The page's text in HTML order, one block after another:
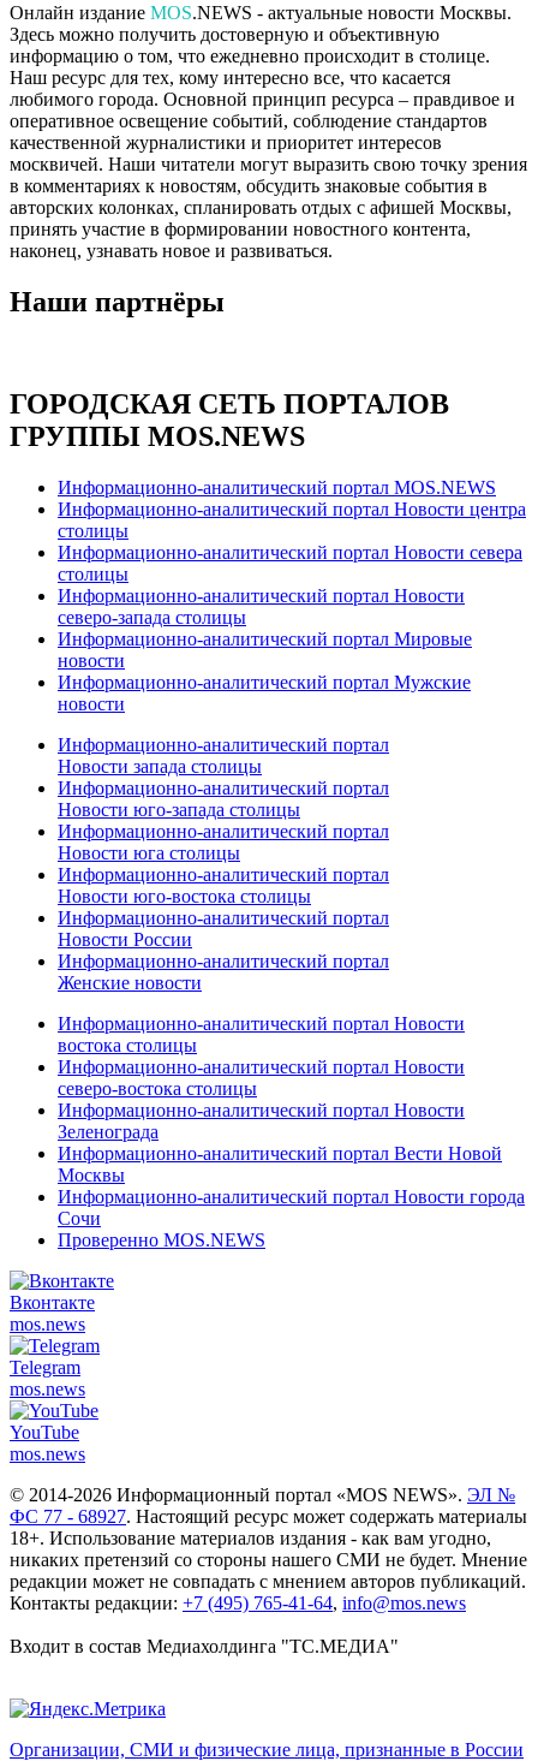
Онлайн издание MOS.NEWS - актуальные новости Москвы.
Здесь можно получить достоверную и объективную
информацию о том, что ежедневно происходит в столице.
Наш ресурс для тех, кому интересно все, что касается
любимого города. Основной принцип ресурса – правдивое и
оперативное освещение событий, соблюдение стандартов
качественной журналистики и приоритет интересов
москвичей. Наши читатели могут выразить свою точку зрения
в комментариях к новостям, обсудить знаковые события в
авторских колонках, спланировать отдых с афишей Москвы,
принять участие в формировании новостного контента,
наконец, узнавать новое и развиваться.
Наши партнёры
ГОРОДСКАЯ СЕТЬ ПОРТАЛОВ
ГРУППЫ MOS.NEWS
Информационно-аналитический портал MOS.NEWS
Информационно-аналитический портал Новости центра
столицы
Информационно-аналитический портал Новости севера
столицы
Информационно-аналитический портал Новости
северо-запада столицы
Информационно-аналитический портал Мировые
новости
Информационно-аналитический портал Мужские
новости
Информационно-аналитический портал
Новости запада столицы
Информационно-аналитический портал
Новости юго-запада столицы
Информационно-аналитический портал
Новости юга столицы
Информационно-аналитический портал
Новости юго-востока столицы
Информационно-аналитический портал
Новости России
Информационно-аналитический портал
Женские новости
Информационно-аналитический портал Новости
востока столицы
Информационно-аналитический портал Новости
северо-востока столицы
Информационно-аналитический портал Новости
Зеленограда
Информационно-аналитический портал Вести Новой
Москвы
Информационно-аналитический портал Новости города
Сочи
Проверенно MOS.NEWS
Вконтакте
mos.news
Telegram
mos.news
YouTube
mos.news
© 2014-2026 Информационный портал «MOS NEWS». ЭЛ №
ФС 77 - 68927. Настоящий ресурс может содержать материалы
18+. Использование материалов издания - как вам угодно,
никаких претензий со стороны нашего СМИ не будет. Мнение
редакции может не совпадать с мнением авторов публикаций.
Контакты редакции: +7 (495) 765-41-64, info@mos.news
Входит в состав Медиахолдинга "ТС.МЕДИА"
Организации, СМИ и физические лица, признанные в России